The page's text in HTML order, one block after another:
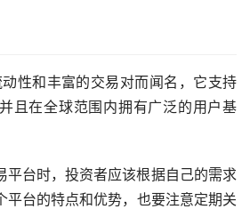
性和丰富的交易对而闻名，它支持
且在全球范围内拥有广泛的用户基
平台时，投资者应该根据自己的需求
平台的特点和优势，也要注意定期关